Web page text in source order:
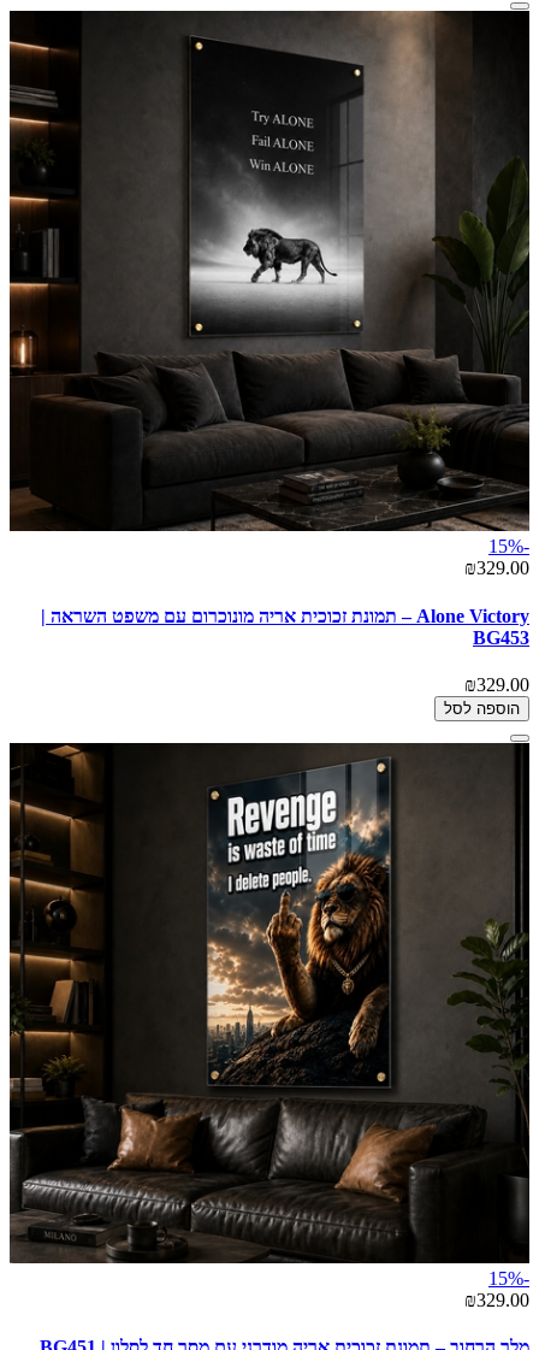
-15%
₪329.00
Alone Victory – תמונת זכוכית אריה מונוכרום עם משפט השראה |
BG453
₪329.00
הוספה לסל
-15%
₪329.00